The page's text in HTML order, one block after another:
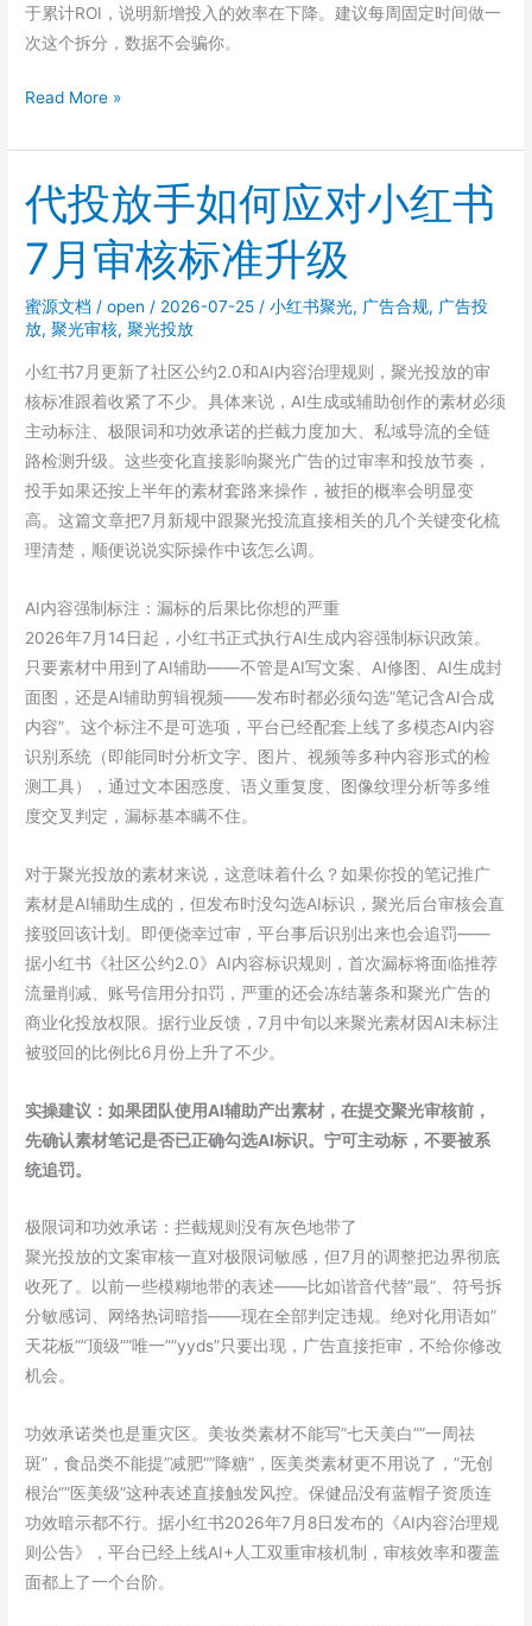
于累计ROI，说明新增投入的效率在下降。建议每周固定时间做一
次这个拆分，数据不会骗你。
聚
新
计
多
久
会
开
始
衰
减
不
同
行
业
减
速
度
差
多
少
Read More »
代投放手如何应对小红书
7月审核标准升级
蜜源文档 /open / 2026-07-25 /小红书聚光, 广告合规, 广告投
放,聚光审核,聚光投放
小红书7月更新了社区公约2.0和AI内容治理规则，聚光投放的审
核标准跟着收紧了不少。具体来说，AI生成或辅助创作的素材必须
主动标注、极限词和功效承诺的拦截力度加大、私域导流的全链
路检测升级。这些变化直接影响聚光广告的过审率和投放节奏，
投手如果还按上半年的素材套路来操作，被拒的概率会明显变
高。这篇文章把7月新规中跟聚光投流直接相关的几个关键变化梳
理清楚，顺便说说实际操作中该怎么调。
AI内容强制标注：漏标的后果比你想的严重
2026年7月14日起，小红书正式执行AI生成内容强制标识政策。
只要素材中用到了AI辅助——不管是AI写文案、AI修图、AI生成封
面图，还是AI辅助剪辑视频——发布时都必须勾选”笔记含AI合成
内容”。这个标注不是可选项，平台已经配套上线了多模态AI内容
识别系统（即能同时分析文字、图片、视频等多种内容形式的检
测工具），通过文本困惑度、语义重复度、图像纹理分析等多维
度交叉判定，漏标基本瞒不住。
对于聚光投放的素材来说，这意味着什么？如果你投的笔记推广
素材是AI辅助生成的，但发布时没勾选AI标识，聚光后台审核会直
接驳回该计划。即便侥幸过审，平台事后识别出来也会追罚——
据小红书《社区公约2.0》AI内容标识规则，首次漏标将面临推荐
流量削减、账号信用分扣罚，严重的还会冻结薯条和聚光广告的
商业化投放权限。据行业反馈，7月中旬以来聚光素材因AI未标注
被驳回的比例比6月份上升了不少。
实操建议：如果团队使用AI辅助产出素材，在提交聚光审核前，
先确认素材笔记是否已正确勾选AI标识。宁可主动标，不要被系
统追罚。
极限词和功效承诺：拦截规则没有灰色地带了
聚光投放的文案审核一直对极限词敏感，但7月的调整把边界彻底
收死了。以前一些模糊地带的表述——比如谐音代替”最”、符号拆
分敏感词、网络热词暗指——现在全部判定违规。绝对化用语如”
天花板””顶级””唯一””yyds”只要出现，广告直接拒审，不给你修改
机会。
功效承诺类也是重灾区。美妆类素材不能写”七天美白””一周祛
斑”，食品类不能提”减肥””降糖”，医美类素材更不用说了，”无创
根治””医美级”这种表述直接触发风控。保健品没有蓝帽子资质连
功效暗示都不行。据小红书2026年7月8日发布的《AI内容治理规
则公告》，平台已经上线AI+人工双重审核机制，审核效率和覆盖
面都上了一个台阶。